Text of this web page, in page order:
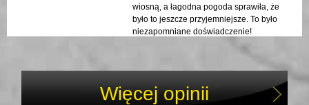
wiosną, a łagodna pogoda sprawiła, że
było to jeszcze przyjemniejsze. To było
niezapomniane doświadczenie!
Więcej opinii